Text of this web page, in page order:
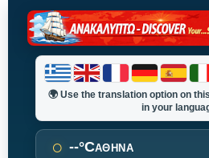
🌍Use the translation option on
in your
○ --°CΑΘΗΝΑ